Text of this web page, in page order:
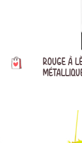
ROUGE À